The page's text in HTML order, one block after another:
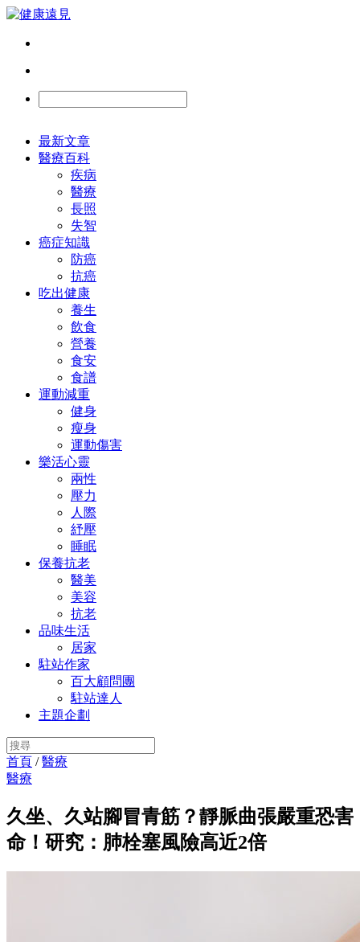
最新文章
醫療百科
疾病
醫療
長照
失智
癌症知識
防癌
抗癌
吃出健康
養生
飲食
營養
食安
食譜
運動減重
健身
瘦身
運動傷害
樂活心靈
兩性
壓力
人際
紓壓
睡眠
保養抗老
醫美
美容
抗老
品味生活
居家
駐站作家
百大顧問團
駐站達人
主題企劃
首頁 /醫療
醫療
久坐、久站腳冒青筋？靜脈曲張嚴重恐害
命！研究：肺栓塞風險高近2倍